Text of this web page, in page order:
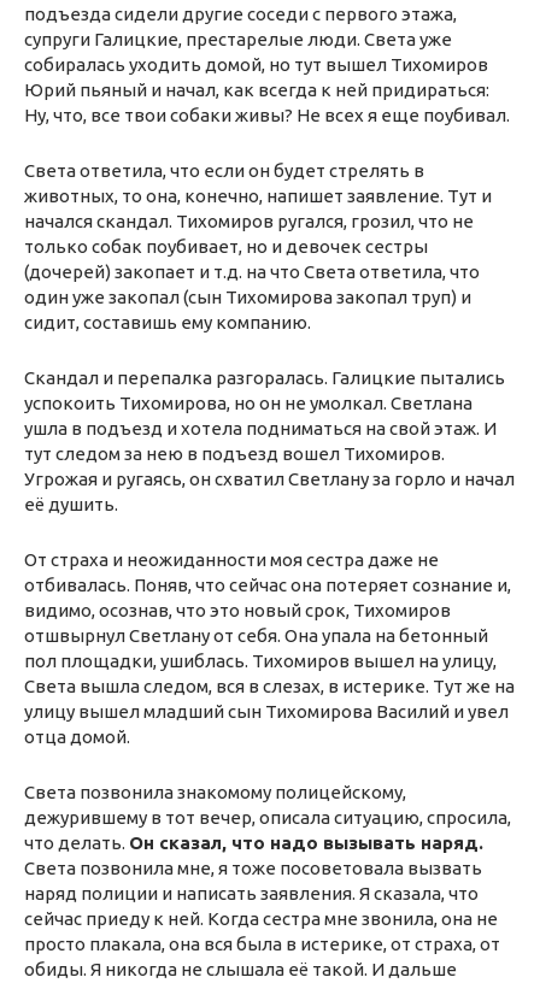
подъезда сидели другие соседи с первого этажа,
супруги Галицкие, престарелые люди. Света уже
собиралась уходить домой, но тут вышел Тихомиров
Юрий пьяный и начал, как всегда к ней придираться:
Ну, что, все твои собаки живы? Не всех я еще поубивал.
Света ответила, что если он будет стрелять в
животных, то она, конечно, напишет заявление. Тут и
начался скандал. Тихомиров ругался, грозил, что не
только собак поубивает, но и девочек сестры
(дочерей) закопает и т.д. на что Света ответила, что
один уже закопал (сын Тихомирова закопал труп) и
сидит, составишь ему компанию.
Скандал и перепалка разгоралась. Галицкие пытались
успокоить Тихомирова, но он не умолкал. Светлана
ушла в подъезд и хотела подниматься на свой этаж. И
тут следом за нею в подъезд вошел Тихомиров.
Угрожая и ругаясь, он схватил Светлану за горло и начал
её душить.
От страха и неожиданности моя сестра даже не
отбивалась. Поняв, что сейчас она потеряет сознание и,
видимо, осознав, что это новый срок, Тихомиров
отшвырнул Светлану от себя. Она упала на бетонный
пол площадки, ушиблась. Тихомиров вышел на улицу,
Света вышла следом, вся в слезах, в истерике. Тут же на
улицу вышел младший сын Тихомирова Василий и увел
отца домой.
Света позвонила знакомому полицейскому,
дежурившему в тот вечер, описала ситуацию, спросила,
что делать. Он сказал, что надо вызывать наряд.
Света позвонила мне, я тоже посоветовала вызвать
наряд полиции и написать заявления. Я сказала, что
сейчас приеду к ней. Когда сестра мне звонила, она не
просто плакала, она вся была в истерике, от страха, от
обиды. Я никогда не слышала её такой. И дальше